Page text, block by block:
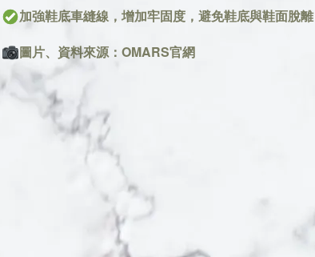
加強鞋底車縫線，增加牢固度，避免鞋底與鞋面脫離
圖片、資料來源：OMARS官網